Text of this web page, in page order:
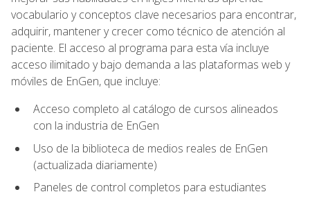
vocabulario y conceptos clave necesarios para encontrar,
adquirir, mantener y crecer como técnico de atención al
paciente. El acceso al programa para esta vía incluye
acceso ilimitado y bajo demanda a las plataformas web y
móviles de EnGen, que incluye:
Acceso completo al catálogo de cursos alineados
con la industria de EnGen
Uso de la biblioteca de medios reales de EnGen
(actualizada diariamente)
Paneles de control completos para estudiantes